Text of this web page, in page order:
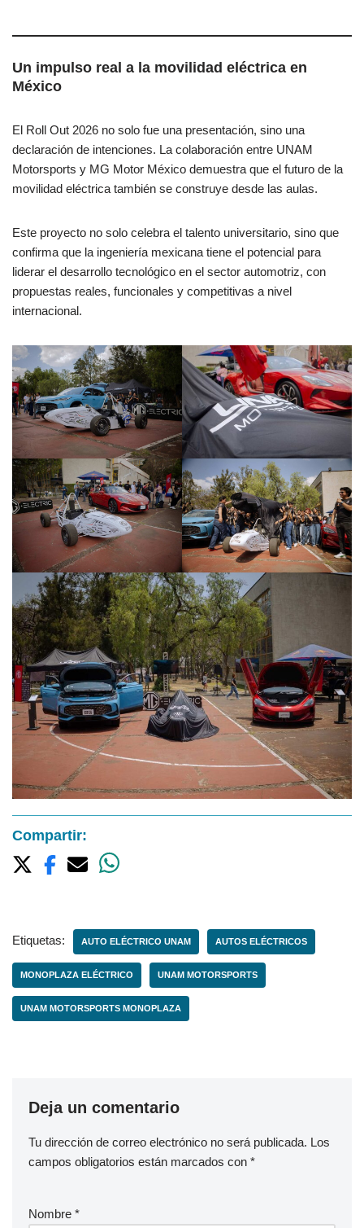
Un impulso real a la movilidad eléctrica en
México
El Roll Out 2026 no solo fue una presentación, sino una
declaración de intenciones. La colaboración entre UNAM
Motorsports y MG Motor México demuestra que el futuro de la
movilidad eléctrica también se construye desde las aulas.
Este proyecto no solo celebra el talento universitario, sino que
confirma que la ingeniería mexicana tiene el potencial para
liderar el desarrollo tecnológico en el sector automotriz, con
propuestas reales, funcionales y competitivas a nivel
internacional.
Compartir:
Etiquetas: AUTO ELÉCTRICO UNAM AUTOS ELÉCTRICOS
MONOPLAZA ELÉCTRICO UNAM MOTORSPORTS
UNAM MOTORSPORTS MONOPLAZA
Deja un comentario
Tu dirección de correo electrónico no será publicada. Los
campos obligatorios están marcados con *
Nombre *